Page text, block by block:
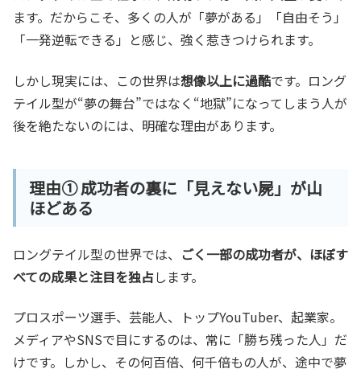
ます。だからこそ、多くの人が「夢がある」「自由そう」
「一発逆転できる」と感じ、強く惹きつけられます。
しかし現実には、この世界は想像以上に過酷です。ロング
テイル型が“夢の舞台”ではなく“地獄”になってしまう人が
後を絶たないのには、明確な理由があります。
理由① 成功者の裏に「見えない屍」が山
ほどある
ロングテイル型の世界では、 ごく一部の成功者が、ほぼす
べての成果と注目を独占します。
プロスポーツ選手、芸能人、トップYouTuber、起業家。
メディアやSNSで目にするのは、常に「勝ち残った人」だ
けです。しかし、その何百倍、何千倍もの人が、途中で夢